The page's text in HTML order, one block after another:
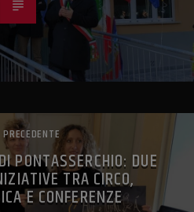
PONTASSERCHIO: DUE
TRA CIRCO,
E CONFERENZE